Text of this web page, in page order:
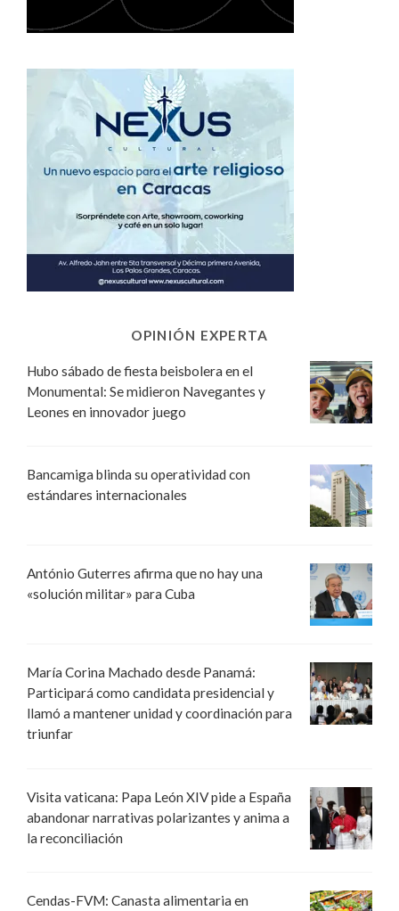
OPINIÓN EXPERTA
Hubo sábado de fiesta beisbolera en el
Monumental: Se midieron Navegantes y
Leones en innovador juego
Bancamiga blinda su operatividad con
estándares internacionales
António Guterres afirma que no hay una
«solución militar» para Cuba
María Corina Machado desde Panamá:
Participará como candidata presidencial y
llamó a mantener unidad y coordinación para
triunfar
Visita vaticana: Papa León XIV pide a España
abandonar narrativas polarizantes y anima a
la reconciliación
Cendas-FVM: Canasta alimentaria en